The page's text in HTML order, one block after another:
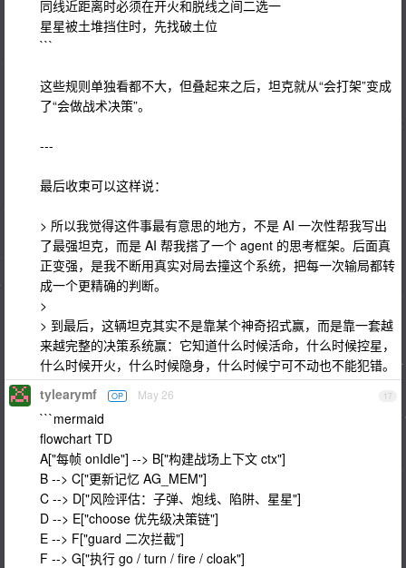
同线近距离时必须在开火和脱线之间二选一
星星被土堆挡住时，先找破土位
```
这些规则单独看都不大，但叠起来之后，坦克就从“会打架”变成
了“会做战术决策”。
---
最后收束可以这样说：
> 所以我觉得这件事最有意思的地方，不是 AI 一次性帮我写出
了最强坦克，而是 AI 帮我搭了一个 agent 的思考框架。后面真
正变强，是我不断用真实对局去撞这个系统，把每一次输局都转
成一个更精确的判断。
>
> 到最后，这辆坦克其实不是靠某个神奇招式赢，而是靠一套越
来越完整的决策系统赢：它知道什么时候活命，什么时候控星，
什么时候开火，什么时候隐身，什么时候宁可不动也不能犯错。
17
tylearymf OP May 26
```mermaid
flowchart TD
A["每帧 onIdle"] --> B["构建战场上下文 ctx"]
B --> C["更新记忆 AG_MEM"]
C --> D["风险评估：子弹、炮线、陷阱、星星"]
D --> E["choose 优先级决策链"]
E --> F["guard 二次拦截"]
F --> G["执行 go / turn / fire / cloak"]